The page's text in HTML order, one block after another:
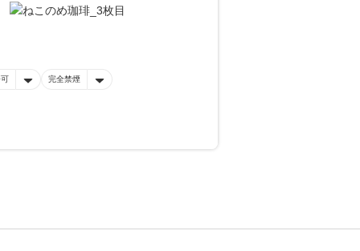
完全禁煙